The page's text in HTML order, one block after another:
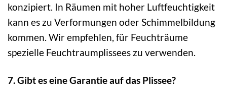
konzipiert. In Räumen mit hoher Luftfeuchtigkeit
kann es zu Verformungen oder Schimmelbildung
kommen. Wir empfehlen, für Feuchträume
spezielle Feuchtraumplissees zu verwenden.
7. Gibt es eine Garantie auf das Plissee?